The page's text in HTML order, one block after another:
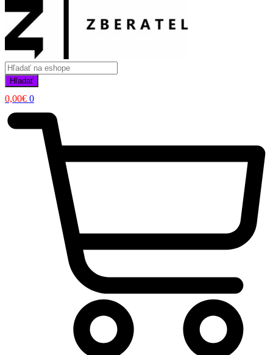
Products
search
Hľadať
0,00€ 0